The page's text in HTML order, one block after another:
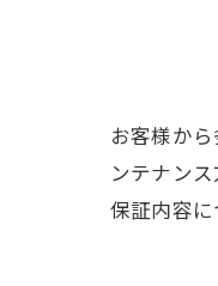
お客様か
ンテナン
保証内容